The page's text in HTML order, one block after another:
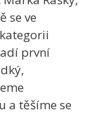
se ve
první
a těšíme se